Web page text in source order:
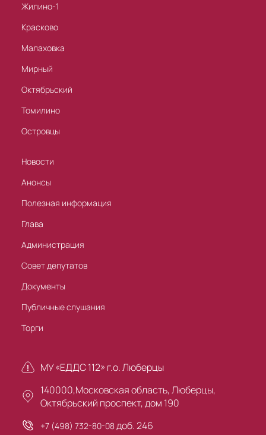
Жилино-1
Красково
Малаховка
Мирный
Октябрьский
Томилино
Островцы
Новости
Анонсы
Полезная информация
Глава
Администрация
Совет депутатов
Документы
Публичные слушания
Торги
МУ «ЕДДС 112» г.о. Люберцы
140000,Московская область, Люберцы,
Октябрьский проспект, дом 190
+7 (498) 732-80-08 доб. 246